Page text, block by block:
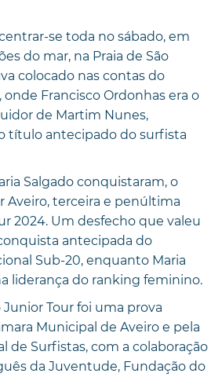
se toda no sábado, em
do mar, na Praia de São
colocado nas contas do
Francisco Ordonhas era o
de Martim Nunes,
título antecipado do surfista
Salgado conquistaram, o
Aveiro, terceira e penúltima
2024. Um desfecho que valeu
antecipada do
Sub-20, enquanto Maria
liderança do ranking feminino.
Tour foi uma prova
Municipal de Aveiro e pela
de Surfistas, com a colaboração
da Juventude, Fundação do